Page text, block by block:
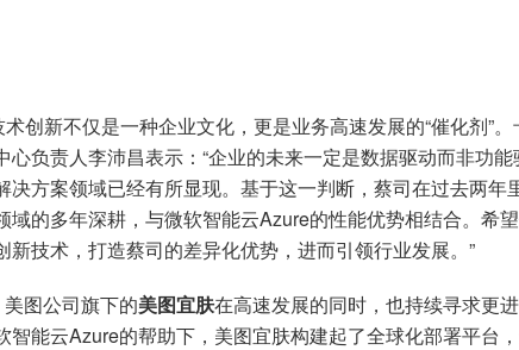
创新不仅是一种企业文化，更是业务高速发展的“催化剂”。
心负责人李沛昌表示：“企业的未来一定是数据驱动而非功
决方案领域已经有所显现。基于这一判断，蔡司在过去两年
域的多年深耕，与微软智能云Azure的性能优势相结合。希
技术，打造蔡司的差异化优势，进而引领行业发展。”
图公司旗下的美图宜肤在高速发展的同时，也持续寻求更
智能云Azure的帮助下，美图宜肤构建起了全球化部署平台